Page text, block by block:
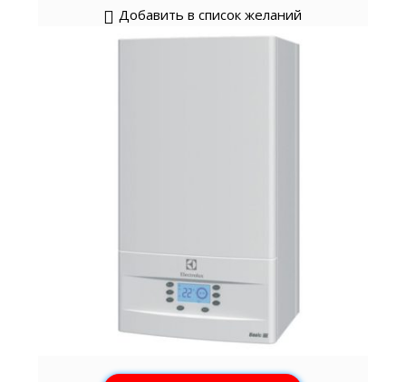
Добавить в список желаний